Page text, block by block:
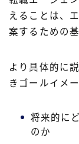
えることは、
案するための
より具体的に
きゴールイメー
将来的に
のか